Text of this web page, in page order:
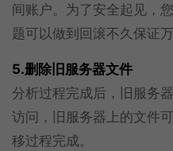
间账户。为了安全起见，
题可以做到回滚不久保证万
5.删除旧服务器文件
分析过程完成后，旧服务
访问，旧服务器上的文件
移过程完成。